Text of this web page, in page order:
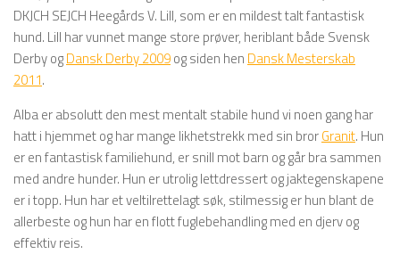
DKJCH SEJCH Heegårds V. Lill, som er en mildest talt fantastisk
hund. Lill har vunnet mange store prøver, heriblant både Svensk
Derby ogDansk Derby 2009og siden hen Dansk Mesterskab
2011.
Alba er absolutt den mest mentalt stabile hund vi noen gang har
hatt i hjemmet og har mange likhetstrekk med sin brorGranit. Hun
er en fantastisk familiehund, er snill mot barn og går bra sammen
med andre hunder. Hun er utrolig lettdressert og jaktegenskapene
er i topp. Hun har et veltilrettelagt søk, stilmessig er hun blant de
allerbeste og hun har en flott fuglebehandling med en djerv og
effektiv reis.